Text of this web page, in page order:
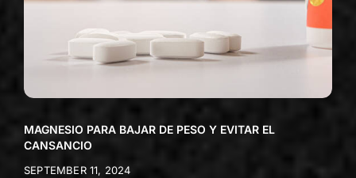
MAGNESIO PARA BAJAR DE PESO Y EVITAR EL
CANSANCIO
SEPTEMBER 11, 2024